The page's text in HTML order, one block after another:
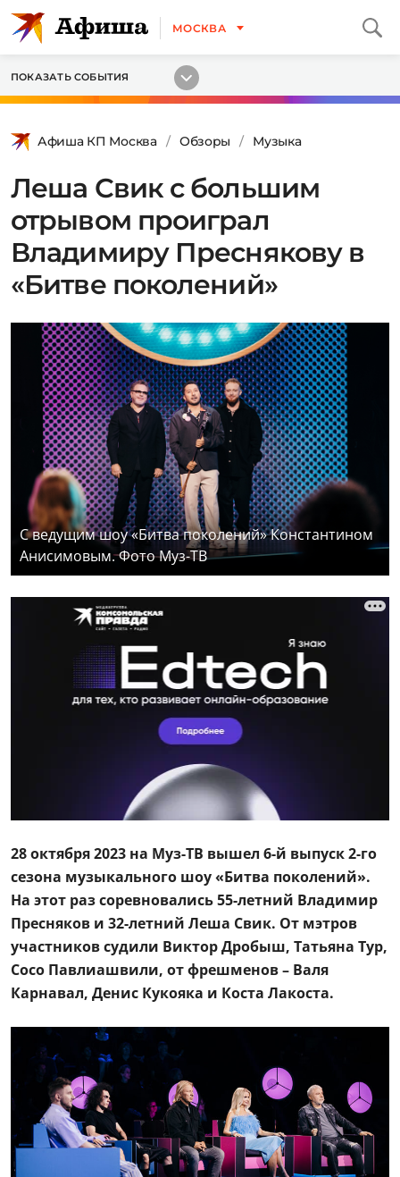
МОСКВА
ПОКАЗАТЬ СОБЫТИЯ
Афиша КП Москва Обзоры Музыка
Леша Свик с большим
отрывом проиграл
Владимиру Преснякову в
«Битве поколений»
С ведущим шоу «Битва поколений» Константином
Анисимовым. Фото Муз-ТВ
28 октября 2023 на Муз-ТВ вышел 6-й выпуск 2-го
сезона музыкального шоу «Битва поколений».
На этот раз соревновались 55-летний Владимир
Пресняков и 32-летний Леша Свик. От мэтров
участников судили Виктор Дробыш, Татьяна Тур,
Сосо Павлиашвили, от фрешменов – Валя
Карнавал, Денис Кукояка и Коста Лакоста.